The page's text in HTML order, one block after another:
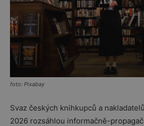
foto: Pixabay
Svaz českých knihkupců a
2026 rozsáhlou informačně-